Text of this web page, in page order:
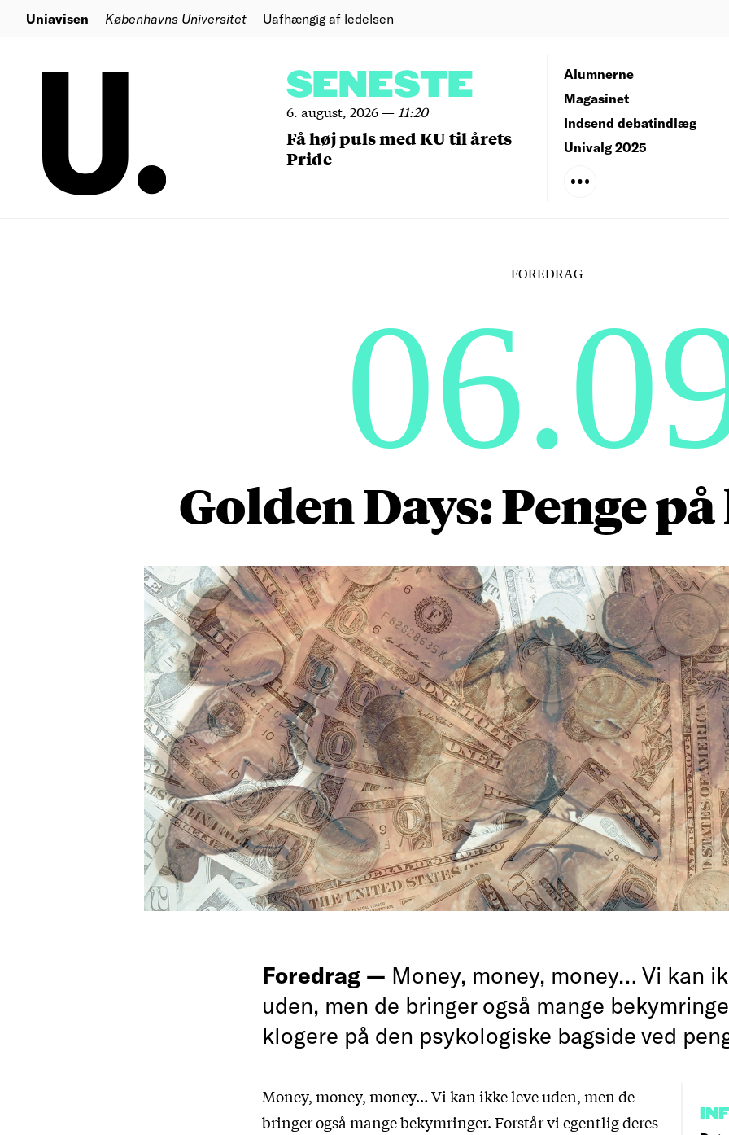
Uniavisen Københavns Universitet Uafhængig af ledelsen
SENESTE
6. august, 2026— 11:20
Få høj puls med KU til årets
Pride
Alumnerne
Magasinet
Indsend debatindlæg
Univalg 2025
FOREDRAG
Golden Days: Penge
Foredrag — Money, money, money… Vi kan
uden, men de bringer også mange
klogere på den psykologiske bagside ved
Money, money, money… Vi kan ikke leve uden, men de
bringer også mange bekymringer. Forstår vi egentlig deres